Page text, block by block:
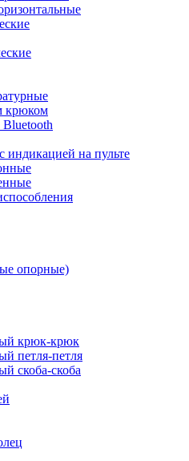
крюком
индикацией на пульте
опорные)
крюк-крюк
петля-петля
скоба-скоба